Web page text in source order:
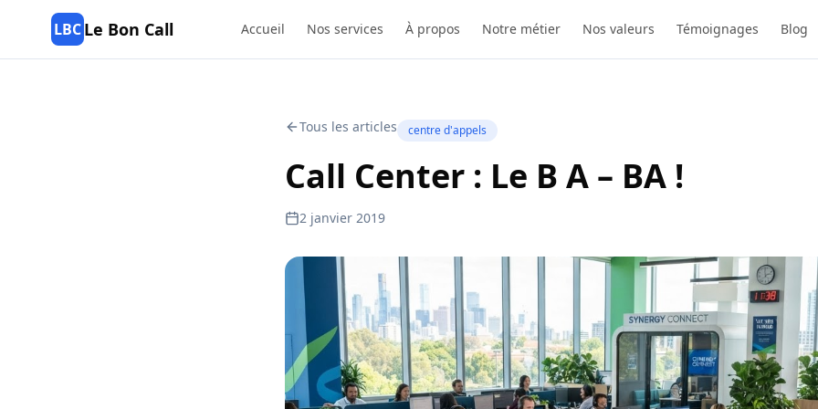
LBCLe Bon Call Accueil Nos services À propos Notre métier Nos valeurs Témoignages Blog
Tous les articles centre d'appels
Call Center : Le B A – BA !
2 janvier 2019